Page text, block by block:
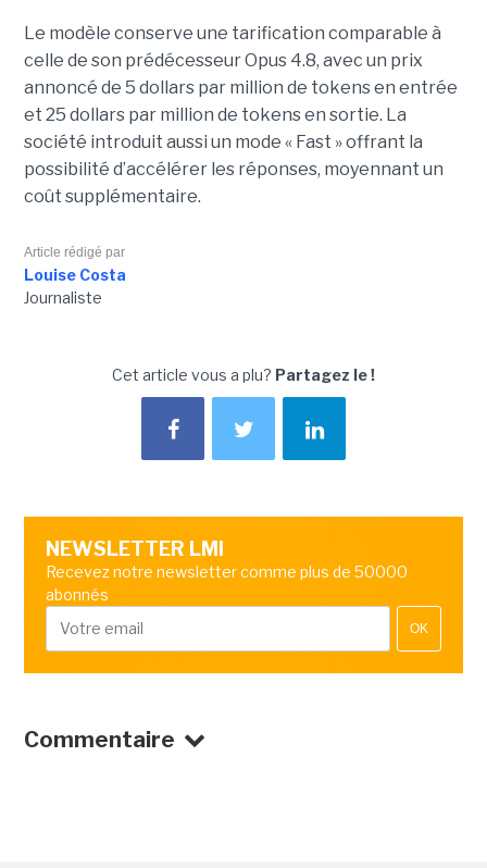
Le modèle conserve une tarification comparable à
celle de son prédécesseur Opus 4.8, avec un prix
annoncé de 5 dollars par million de tokens en entrée
et 25 dollars par million de tokens en sortie. La
société introduit aussi un mode « Fast » offrant la
possibilité d’accélérer les réponses, moyennant un
coût supplémentaire.
Article rédigé par
Louise Costa
Journaliste
Cet article vous a plu? Partagez le !
NEWSLETTER LMI
Recevez notre newsletter comme plus de 50000
abonnés
OK
Commentaire